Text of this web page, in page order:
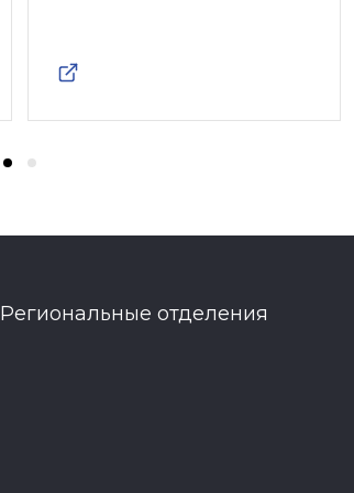
Региональные отделения